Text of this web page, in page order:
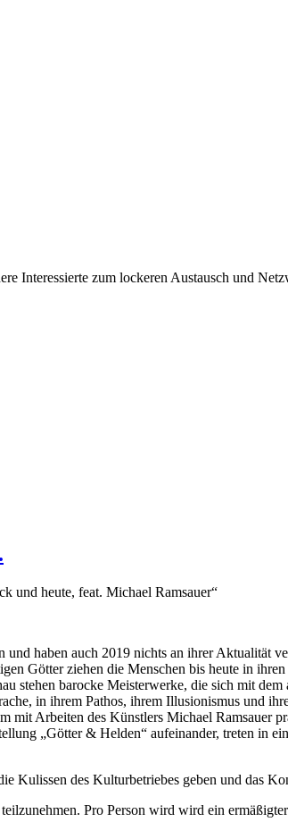
Interessierte zum lockeren Austausch und
und heute, feat. Michael Ramsauer“
haben auch 2019 nichts an ihrer Aktualität
Götter ziehen die Menschen bis heute in
stehen barocke Meisterwerke, die sich mit
in ihrem Pathos, ihrem Illusionismus und
Arbeiten des Künstlers Michael Ramsauer
„Götter & Helden“ aufeinander, treten in
des Kulturbetriebes geben und das
Pro Person wird wird ein